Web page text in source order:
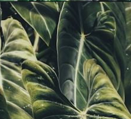
https://www.instagram.com/transformejurovalendo/